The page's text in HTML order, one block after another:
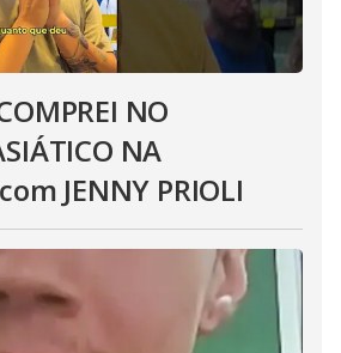
NO
NA
JENNY PRIOLI